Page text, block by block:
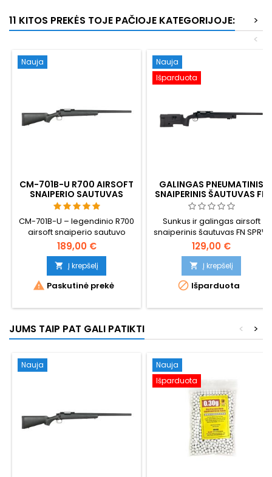
11 KITOS PREKĖS TOJE PAČIOJE KATEGORIJOJE:
>
<
Nauja
CM-701B-U R700 AIRSOFT
SNAIPERIO SAUTUVAS
UPGRADED - 520 FPS
CM-701B-U – legendinio R700
airsoft snaiperio sautuvo
atnaujinta versija –
galingiausias ir labiausiai
modifikuojamas bolt-action
savo klasëje. 520 FPS /
158 m/s, 2,49 džaulio, 3,3 kg
nerдžvejancio plieno, 1107 mm
suderinami vidinës dalys,
sustiprintas plieno cilindras,
189,00 €
 Į krepšelį
 Paskutinė prekė
Nauja
Išparduota
GALINGAS PNEUMATINIS
SNAIPERINIS ŠAUTUVAS FN
SPR™
Sunkus ir galingas airsoft
snaiperinis šautuvas FN SPR™,
oficiali "FN Herstal" kopija.
129,00 €
 Į krepšelį
 Išparduota
JUMS TAIP PAT GALI PATIKTI >
<
Nauja
Nauja
Išparduota